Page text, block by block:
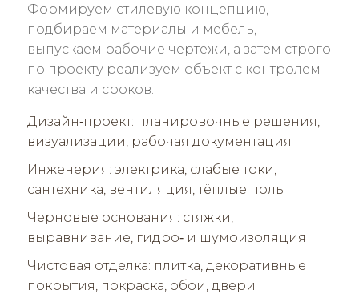
Формируем стилевую концепцию,
подбираем материалы и мебель,
выпускаем рабочие чертежи, а затем строго
по проекту реализуем объект с контролем
качества и сроков.
Дизайн‑проект: планировочные решения,
визуализации, рабочая документация
Инженерия: электрика, слабые токи,
сантехника, вентиляция, тёплые полы
Черновые основания: стяжки,
выравнивание, гидро‑ и шумоизоляция
Чистовая отделка: плитка, декоративные
покрытия, покраска, обои, двери